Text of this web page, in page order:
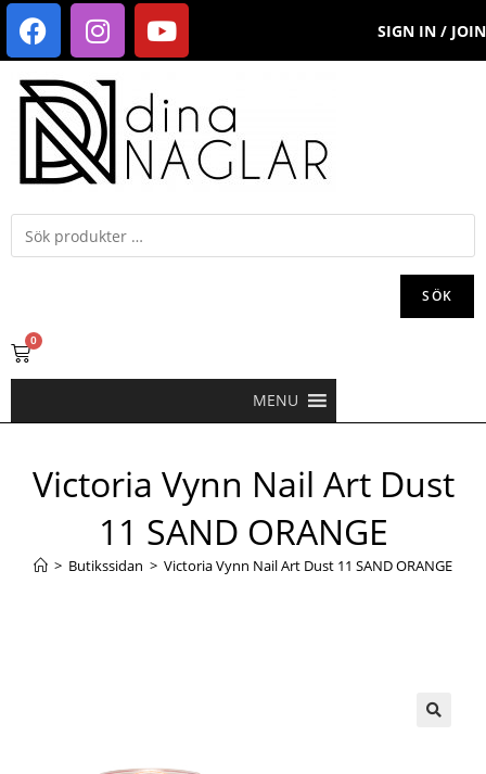
SIGN IN / JOIN
SÖK
0
MENU
Victoria Vynn Nail Art Dust
11 SAND ORANGE
> Butikssidan > Victoria Vynn Nail Art Dust 11 SAND ORANGE